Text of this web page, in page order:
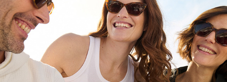
EYES + MORE
2024